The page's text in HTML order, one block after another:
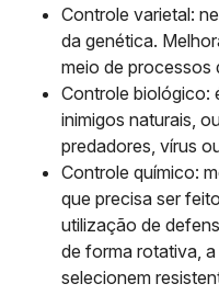
Controle varietal:
da genética.
meio de processos
Controle biológico:
inimigos naturais,
predadores, vírus
Controle químico:
que precisa ser
utilização de
de forma rotativa,
selecionem